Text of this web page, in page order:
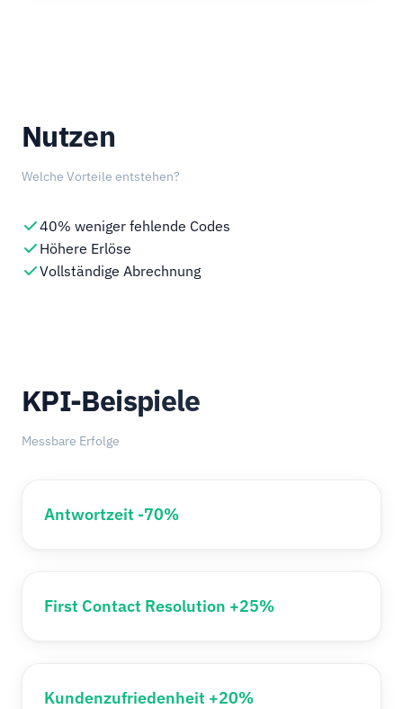
Nutzen
Welche Vorteile entstehen?
40% weniger fehlende Codes
Höhere Erlöse
Vollständige Abrechnung
KPI-Beispiele
Messbare Erfolge
Antwortzeit -70%
First Contact Resolution +25%
Kundenzufriedenheit +20%